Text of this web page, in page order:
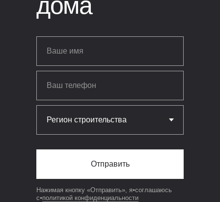
Отправить
Нажимая кнопку «Отправить», я⦁соглашаюсь
с⦁политикой конфиденциальности